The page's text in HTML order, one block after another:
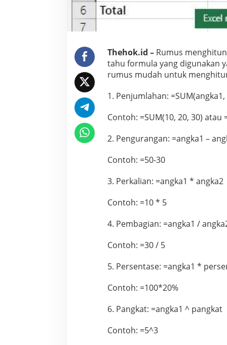
Thehok.id –Rumus
tahu formula yang digunakan
rumus mudah untuk
1. Penjumlahan:
Contoh: =SUM(10, 20, 30) atau
2. Pengurangan: =angka1 –
Contoh: =50-30
3. Perkalian: =angka1 * angka2
Contoh: =10 * 5
4. Pembagian: =angka1 /
Contoh: =30 / 5
5. Persentase: =angka1 *
Contoh: =100*20%
6. Pangkat: =angka1 ^ pangkat
Contoh: =5^3